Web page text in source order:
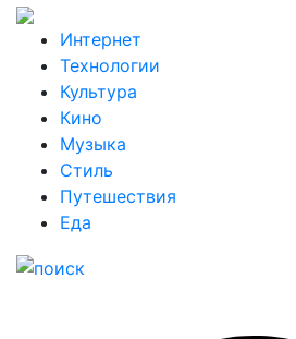
Интернет
Технологии
Культура
Кино
Музыка
Стиль
Путешествия
Еда